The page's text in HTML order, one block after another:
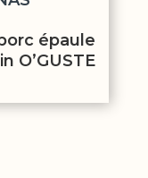
épaule
O’GUSTE